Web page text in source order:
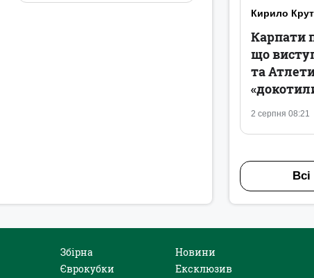
Кирило
2 серпня 08:21
Карпати
що
та
Збірна
Єврокубки
Новини
Ексклюзив